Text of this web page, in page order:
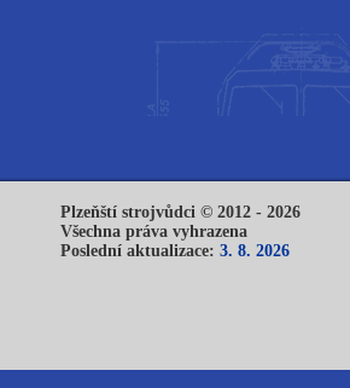
Plzeňští strojvůdci © 2012 - 2026
Všechna práva vyhrazena
Poslední aktualizace: 3. 8. 2026